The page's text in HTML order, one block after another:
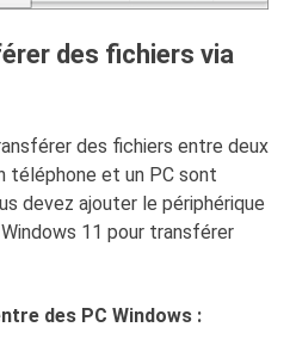
des fichiers via
des fichiers entre deux
téléphone et un PC sont
devez ajouter le périphérique
11 pour transférer
des PC Windows :